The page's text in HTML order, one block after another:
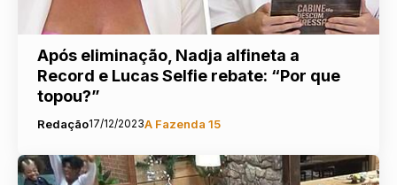
Após eliminação, Nadja alfineta a
Record e Lucas Selfie rebate: “Por que
topou?”
Redação17/12/2023A Fazenda 15